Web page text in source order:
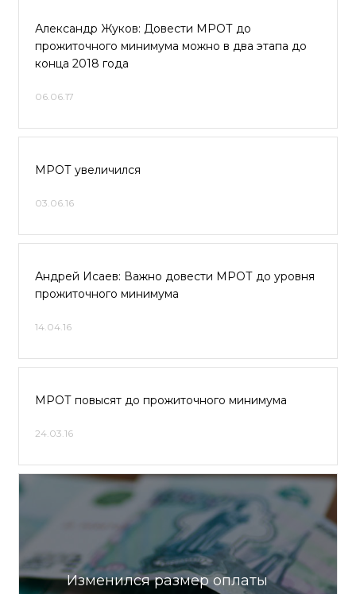
Александр Жуков: Довести МРОТ до
прожиточного минимума можно в два этапа до
конца 2018 года
06.06.17
МРОТ увеличился
03.06.16
Андрей Исаев: Важно довести МРОТ до уровня
прожиточного минимума
14.04.16
МРОТ повысят до прожиточного минимума
24.03.16
Изменился размер оплаты